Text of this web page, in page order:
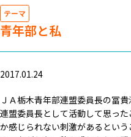
テーマ
青年部と私
2017.01.24
ＪＡ栃木青年部連盟委員長の冨
連盟委員長として活動して思っ
か感じられない刺激があるとい